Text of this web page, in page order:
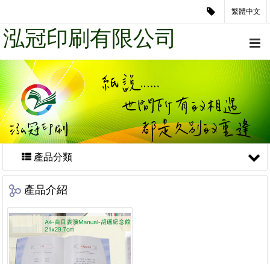
繁體中文
泓冠印刷有限公司
產品分類
產品介紹